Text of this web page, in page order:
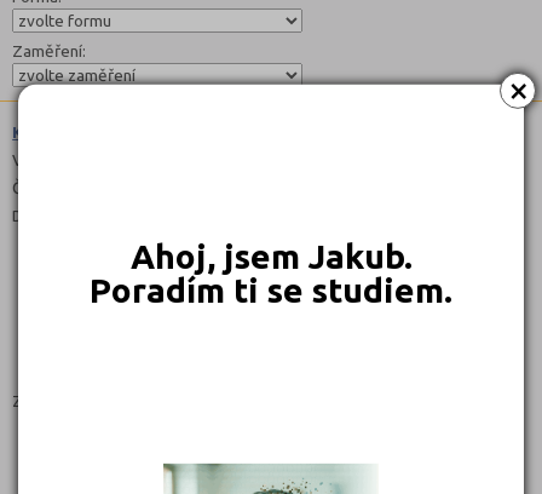
×
Ahoj, jsem Jakub.
Poradím ti se studiem.
Zaměření:
Kadeřník (6951H01)
Výuční list
Čeština
Denní
Zaměření: